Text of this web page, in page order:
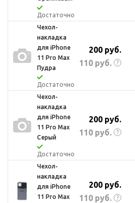
Достаточно
Чехол-
накладка
для iPhone
11 Pro Max
Пудра
Достаточно
200 руб.
110 руб. ?
Чехол-
накладка
для iPhone
11 Pro Max
Серый
Достаточно
200 руб.
110 руб. ?
Чехол-
накладка
для iPhone
11 Pro Max
200 руб.
110 руб. ?